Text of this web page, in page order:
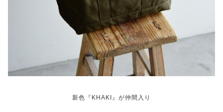
新色『KHAKI』が仲間入り